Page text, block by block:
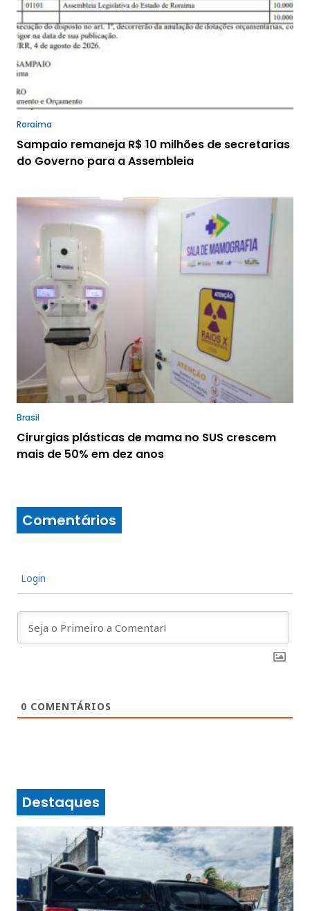
Roraima
Sampaio remaneja R$ 10 milhões de secretarias
do Governo para a Assembleia
Brasil
Cirurgias plásticas de mama no SUS crescem
mais de 50% em dez anos
Comentários
Login
0 COMENTÁRIOS
Destaques